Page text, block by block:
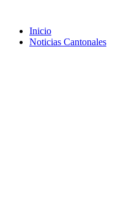
Inicio
Noticias Cantonales